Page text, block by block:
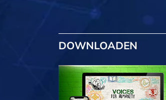
DOWNLOADEN